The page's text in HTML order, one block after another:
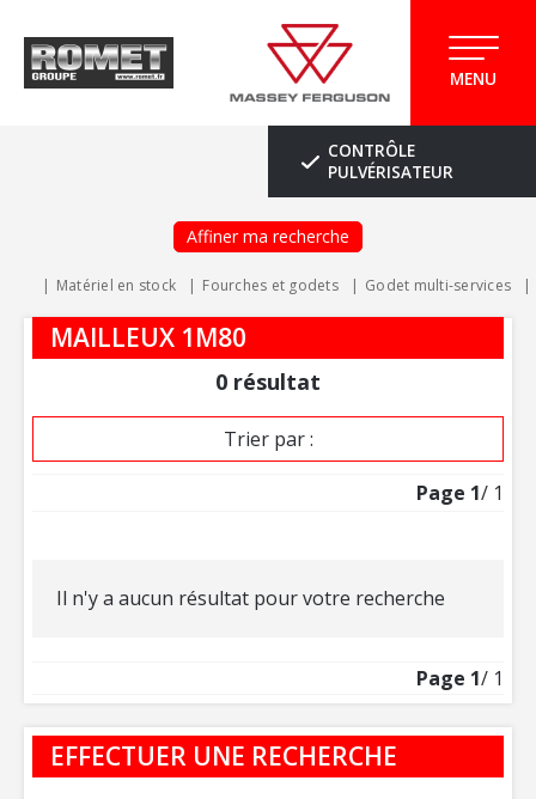
MENU
CONTRÔLE
PULVÉRISATEUR
Affiner ma recherche
Matériel en stock Fourches et godets Godet multi-services
MAILLEUX 1M80
0 résultat
Trier par :
Page 1/ 1
Il n'y a aucun résultat pour votre recherche
Page 1/ 1
EFFECTUER UNE RECHERCHE